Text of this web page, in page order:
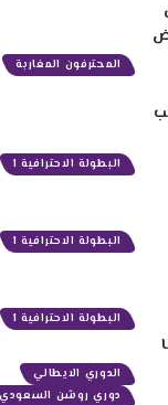
المحترفون المغاربة
البطولة الاحترافية 1
البطولة الاحترافية 1
البطولة الاحترافية 1
الدوري الايطالي
دوري روشن السعودي